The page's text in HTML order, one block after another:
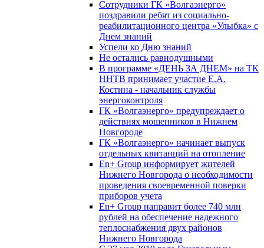
Сотрудники ГК «Волгаэнерго»
поздравили ребят из социально-
реабилитационного центра «Улыбка» с
Днем знаний
Успели ко Дню знаний
Не остались равнодушными
В программе «ДЕНЬ ЗА ДНЕМ» на ТК
ННТВ принимает участие Е.А.
Костина - начальник службы
энергоконтроля
ГК «Волгаэнерго» предупреждает о
действиях мошенников в Нижнем
Новгороде
ГК «Волгаэнерго» начинает выпуск
отдельных квитанций на отопление
En+ Group информирует жителей
Нижнего Новгорода о необходимости
проведения своевременной поверки
приборов учета
En+ Group направит более 740 млн
рублей на обеспечение надежного
теплоснабжения двух районов
Нижнего Новгорода